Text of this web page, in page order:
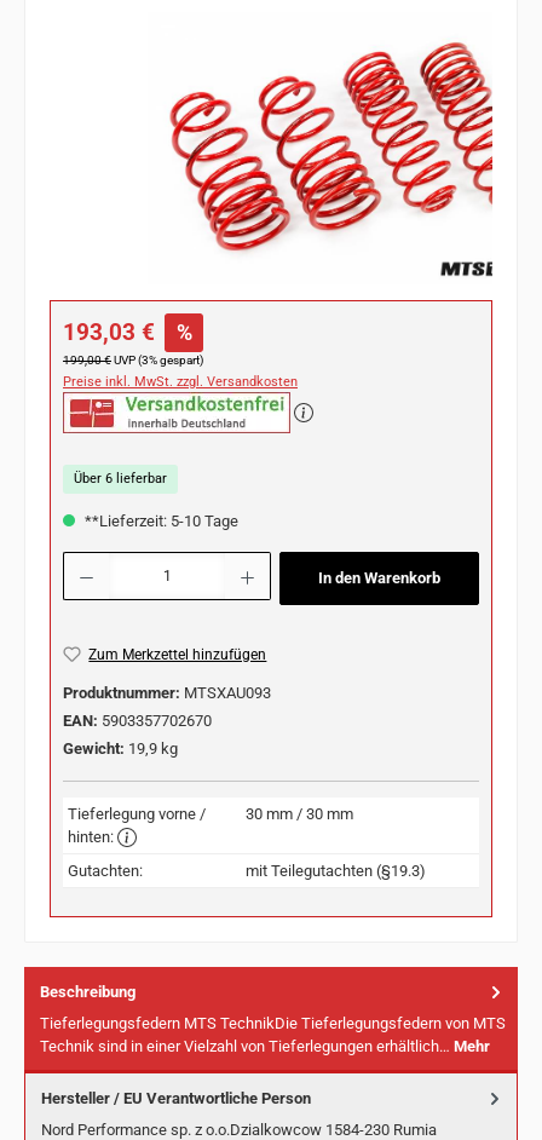
Verkaufspreis:
193,03 € %
Regulärer Preis:
199,00 €UVP (3% gespart)
Preise inkl. MwSt. zzgl. Versandkosten
Über 6 lieferbar
**Lieferzeit: 5-10 Tage
Produkt Anzahl: Gib den gewünschten Wert ein oder benutze die Schaltflächen
In den Warenkorb
Zum Merkzettel hinzufügen
Produktnummer: MTSXAU093
EAN: 5903357702670
Gewicht: 19,9 kg
Tieferlegung vorne /
hinten:
30 mm / 30 mm
Gutachten: mit Teilegutachten (§19.3)
Beschreibung
Tieferlegungsfedern MTS TechnikDie Tieferlegungsfedern von MTS
Technik sind in einer Vielzahl von Tieferlegungen erhältlich… Mehr
Hersteller / EU Verantwortliche Person
Nord Performance sp. z o.o.Dzialkowcow 1584-230 Rumia